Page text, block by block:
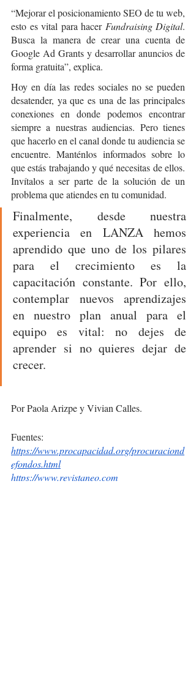
“Mejorar el posicionamiento SEO de tu web,
esto es vital para hacer Fundraising Digital.
Busca la manera de crear una cuenta de
Google Ad Grants y desarrollar anuncios de
forma gratuita”, explica.
Hoy en día las redes sociales no se pueden
desatender, ya que es una de las principales
conexiones en donde podemos encontrar
siempre a nuestras audiencias. Pero tienes
que hacerlo en el canal donde tu audiencia se
encuentre. Manténlos informados sobre lo
que estás trabajando y qué necesitas de ellos.
Invítalos a ser parte de la solución de un
problema que atiendes en tu comunidad.
Finalmente, desde nuestra
experiencia en LANZA hemos
aprendido que uno de los pilares
para el crecimiento es la
capacitación constante. Por ello,
contemplar nuevos aprendizajes
en nuestro plan anual para el
equipo es vital: no dejes de
aprender si no quieres dejar de
crecer.
Por Paola Arizpe y Vivian Calles.
Fuentes:
https://www.procapacidad.org/procuraciond
efondos.html
https://www.revistaneo.com